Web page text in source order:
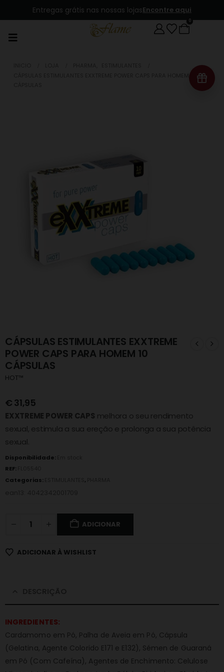
Entregas grátis nas nossas lojasEncontre aqui
0
CÁPSULAS ESTIMULANTES EXXTREME POWER CAPS PARA HOMEM 10
CÁPSULAS ESTIMULANTES EXXTREME
POWER CAPS PARA HOMEM 10
CÁPSULAS
HOT™
€ 31,95
EXXTREME POWER CAPS melhora o seu rendimento
sexual, estimula a sua ereção e prolonga a sua potência
sexual.
Disponibilidade:
REF:
Categorias:
,
ADICIONAR
ADICIONAR À WISHLIST
INGREDIENTES:
Cardamomo em Pó, Palha de Aveia em Pó, Cápsula
(Gelatina, Agente Colorido E171 e E132), Sémen de Guaraná
em Pó (Com Cafeína), Agentes de Enchimento: Celulose